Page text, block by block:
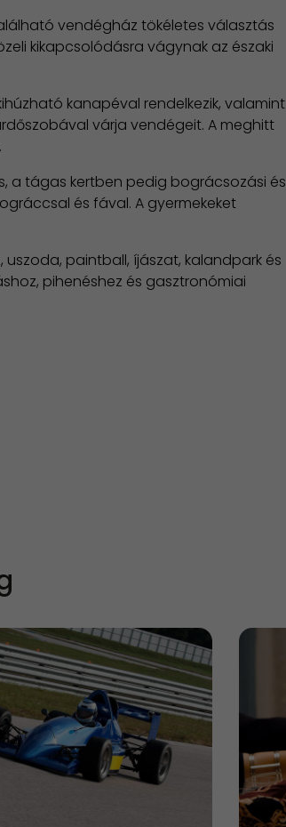
vendégház tökéletes választás
kikapcsolódásra vágynak az északi
kanapéval rendelkezik, valamint
várja vendégeit. A meghitt
a tágas kertben pedig bográcsozási és
és fával. A gyermekeket
paintball, íjászat, kalandpark és
pihenéshez és gasztronómiai